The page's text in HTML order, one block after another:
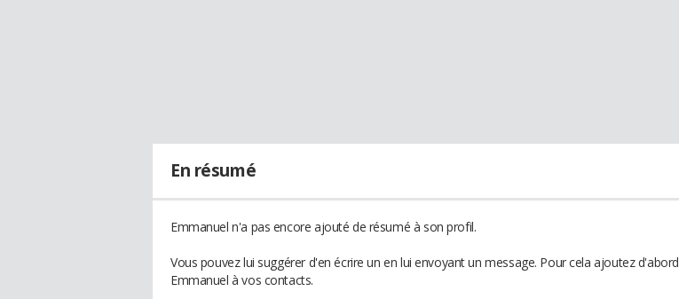
En résumé
Emmanuel n'a pas encore ajouté de résumé à son profil.
Vous pouvez lui suggérer d'en écrire un en lui envoyant un message. Pour cela ajoutez d'abord
Emmanuel à vos contacts.